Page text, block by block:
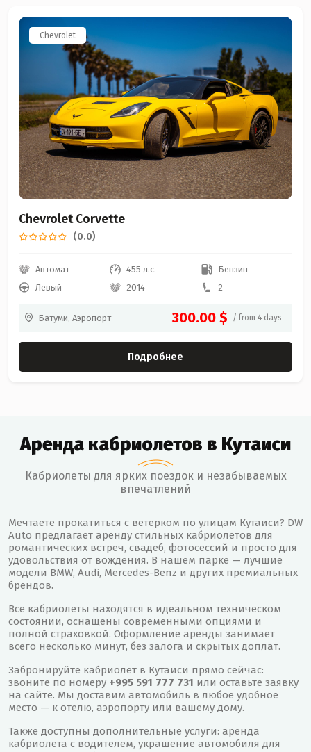
Chevrolet
Chevrolet Corvette
(0.0)
Автомат 455 л.с.
Бензин
Левый
2014 2
Батуми, Аэропорт 300.00 $ / from 4 days
Подробнее
Аренда кабриолетов в Кутаиси
Кабриолеты для ярких поездок и незабываемых
впечатлений
Мечтаете прокатиться с ветерком по улицам Кутаиси? DW
Auto предлагает аренду стильных кабриолетов для
романтических встреч, свадеб, фотосессий и просто для
удовольствия от вождения. В нашем парке — лучшие
модели BMW, Audi, Mercedes-Benz и других премиальных
брендов.
Все кабриолеты находятся в идеальном техническом
состоянии, оснащены современными опциями и
полной страховкой. Оформление аренды занимает
всего несколько минут, без залога и скрытых доплат.
Забронируйте кабриолет в Кутаиси прямо сейчас:
звоните по номеру +995 591 777 731 или оставьте заявку
на сайте. Мы доставим автомобиль в любое удобное
место — к отелю, аэропорту или вашему дому.
Также доступны дополнительные услуги: аренда
кабриолета с водителем, украшение автомобиля для